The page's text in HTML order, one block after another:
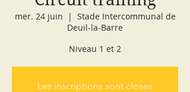
mer. 24 juin
  |
Stade Intercommunal de
Deuil-la-Barre
Niveau 1 et 2
Les inscriptions sont closes